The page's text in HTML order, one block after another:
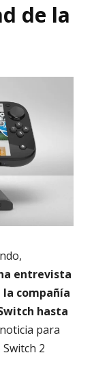
de la
entrevista
la compañía
hasta
para
2